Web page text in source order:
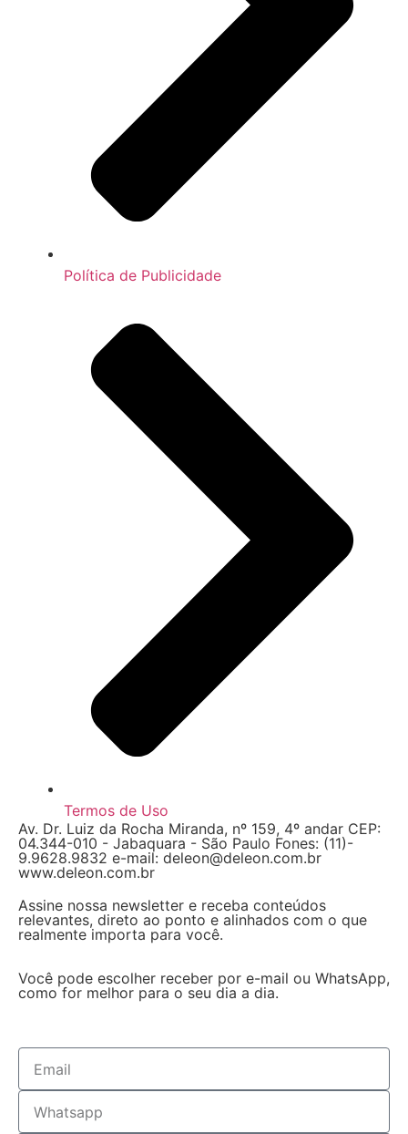
Política de Publicidade
Termos de Uso
Av. Dr. Luiz da Rocha Miranda, nº 159, 4º andar CEP:
04.344-010 - Jabaquara - São Paulo Fones: (11)-
9.9628.9832 e-mail: deleon@deleon.com.br
www.deleon.com.br
Assine nossa newsletter e receba conteúdos
relevantes, direto ao ponto e alinhados com o que
realmente importa para você.
Você pode escolher receber por e-mail ou WhatsApp,
como for melhor para o seu dia a dia.